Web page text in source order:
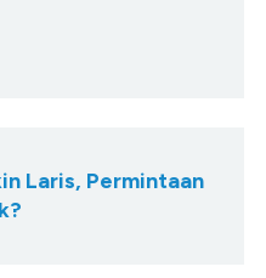
Laris, Permintaan